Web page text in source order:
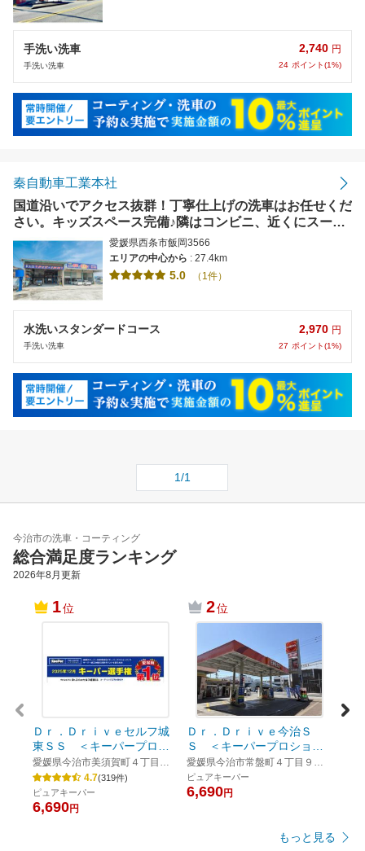
手洗い洗車
手洗い洗車
2,740 円
24 ポイント(1%)
秦自動車工業本社
国道沿いでアクセス抜群！丁寧仕上げの洗車はお任せくだ
さい。キッズスペース完備♪隣はコンビニ、近くにスーパ
ーあり、待ち時間を有効活用できます。【使えます】楽天
ペイ,PayPay,d払い,他各種QR決済
愛媛県西条市飯岡3566
エリアの中心から : 27.4km
5.0 （1件）
水洗いスタンダードコース
手洗い洗車
2,970 円
27 ポイント(1%)
1/1
今治市の洗車・コーティング
総合満足度ランキング
2026年8月更新
1位
Ｄｒ．Ｄｒｉｖｅセルフ城
東ＳＳ ＜キーパープロシ
ョップ＞
愛媛県今治市美須賀町４丁目１
ー１３
4.7(319件)
ピュアキーパー
6,690円
2位
Ｄｒ．Ｄｒｉｖｅ今治Ｓ
Ｓ ＜キーパープロショッ
プ＞
愛媛県今治市常盤町４丁目９ー
１６
ピュアキーパー
6,690円
もっと見る